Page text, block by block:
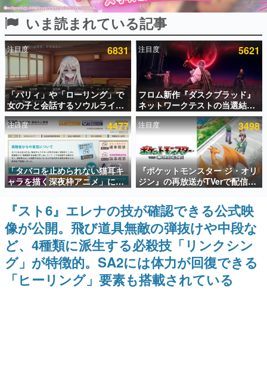
ピックアップ
電ファミのいま読まれている記事ランキング
アプリセール情報
インタビュー
連載・特集一覧
殿堂入り記事
SNS拡散数が数千以上！ ページビュー数万以上！ などな
ど。多くの人々に読まれた、電ファミ渾身の“殿堂入り”記
事をまとめました。
ゲームの企画書
名作ゲームクリエイターの方々に製作時のエピソードをお
聞きし、ヒットする企画（ゲーム）とは何か？を探ってい
きます。
赫本
この物語を解いてはいけない。『赫本』は、〈試験問題〉
の形をした短編ホラー小説集です。
いま読まれている記事
注目度 6831
「パリィ」や「ローリング」で
女の子と会話するソウルライク
恋愛ゲーム『小早川さんはソウ
ルライク』無料公開。返事に失
敗すると「YOU DIED」
注目度 5621
フロム新作『ダスクブラッド』
ネットワークテストの当選結果
が8月7日22時に発表。応募サイ
トのマイページから確認可能、
テスト実施は8月21日～24日
注目度 4477
「タバコを止められない猫耳キ
ャラを描く深夜枠アニメ」に視
聴者の一部から批判意見。違法
薬物の使用と思しき描写も含め
て、BPOが議論を交わす
注目度 3498
『ポケットモンスター ジ・オリ
ジン』の再放送がTVerで配信
中！レッド（CV：竹内順子）が
主人公のオリジナルアニメ
『スト6』エレナの技が確認できる公式映
像が公開。飛び道具無敵の弾抜けや中段な
ど、4種類に派生する必殺技「リンクシン
グ」が特徴的。SA2には体力が回復できる
「ヒーリング」要素も搭載されている